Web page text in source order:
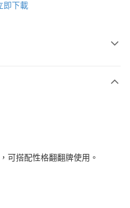
即下載
用戶可立即使用無須另外申請。
成立後會自動跳轉到大哥付的交易
可搭配性格翻翻牌使用。